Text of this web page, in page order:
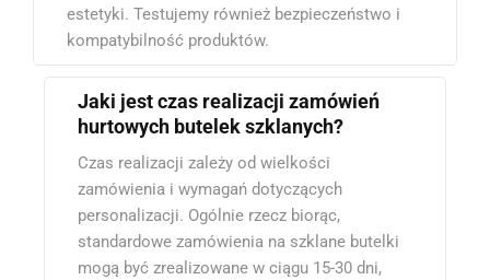
estetyki. Testujemy również bezpieczeństwo i
kompatybilność produktów.
Jaki jest czas realizacji zamówień
hurtowych butelek szklanych?
Czas realizacji zależy od wielkości
zamówienia i wymagań dotyczących
personalizacji. Ogólnie rzecz biorąc,
standardowe zamówienia na szklane butelki
mogą być zrealizowane w ciągu 15-30 dni,